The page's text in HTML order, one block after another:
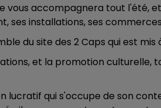
vous accompagnera tout l'été,
ses installations, ses
du site des 2 Caps qui est mis
et la promotion culturelle,
lucratif qui s'occupe de son